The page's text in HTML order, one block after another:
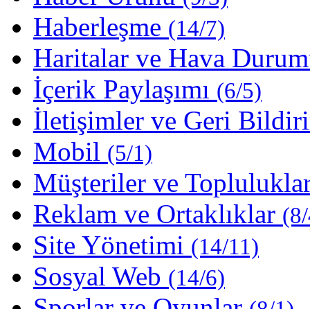
Haberleşme (14/7)
Haritalar ve Hava
İçerik Paylaşımı (6/5)
İletişimler ve Geri
Mobil (5/1)
Müşteriler ve
Reklam ve Ortaklıklar
Site Yönetimi (14/11)
Sosyal Web (14/6)